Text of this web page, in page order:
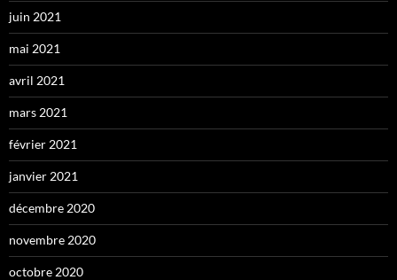
juin 2021
mai 2021
avril 2021
mars 2021
février 2021
janvier 2021
décembre 2020
novembre 2020
octobre 2020